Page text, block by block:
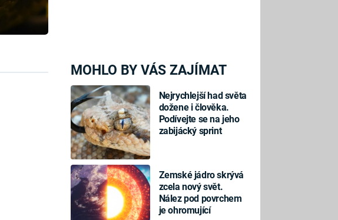
MOHLO BY VÁS ZAJÍMAT
Nejrychlejší had světa
dožene i člověka.
Podívejte se na jeho
zabijácký sprint
Zemské jádro skrývá
zcela nový svět.
Nález pod povrchem
je ohromující